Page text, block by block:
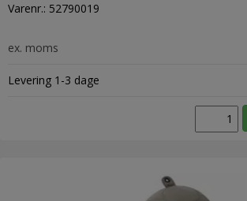
Varenr.: 52790019
ex. moms
Levering 1-3 dage